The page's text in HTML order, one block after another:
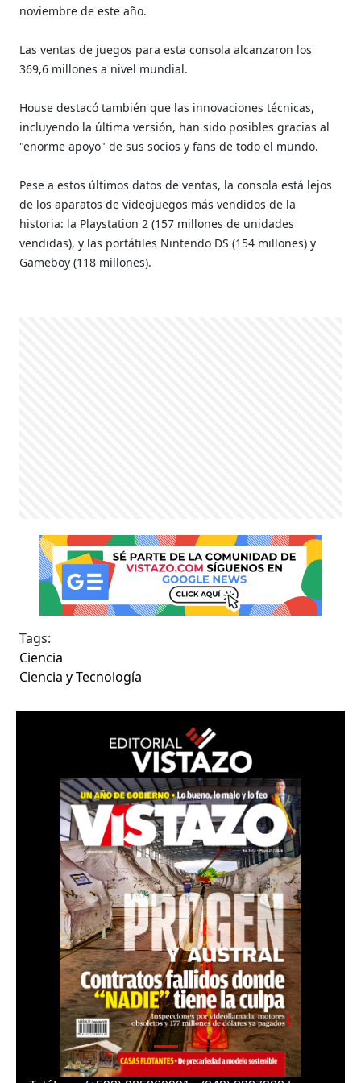
noviembre de este año.
Las ventas de juegos para esta consola alcanzaron los
369,6 millones a nivel mundial.
House destacó también que las innovaciones técnicas,
incluyendo la última versión, han sido posibles gracias al
"enorme apoyo" de sus socios y fans de todo el mundo.
Pese a estos últimos datos de ventas, la consola está lejos
de los aparatos de videojuegos más vendidos de la
historia: la Playstation 2 (157 millones de unidades
vendidas), y las portátiles Nintendo DS (154 millones) y
Gameboy (118 millones).
Tags:
Ciencia
Ciencia y Tecnología